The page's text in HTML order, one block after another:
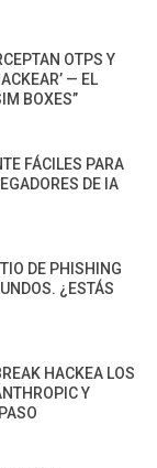
OTPS Y
— EL
BOXES”
FÁCILES PARA
DE IA
DE PHISHING
¿ESTÁS
HACKEA LOS
Y